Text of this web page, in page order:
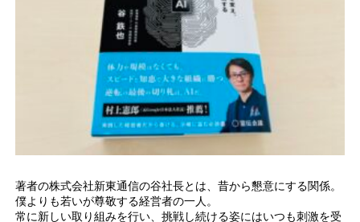
著者の株式会社新東通信の谷社長とは、昔から懇意にする関係。
僕よりも若いが尊敬する経営者の一人。
常に新しい取り組みを行い、挑戦し続ける姿にはいつも刺激を受